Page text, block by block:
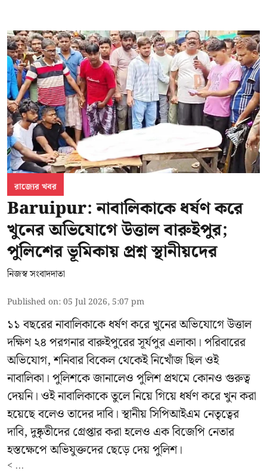
রাজ্যের খবর
Baruipur: নাবালিকাকে ধর্ষণ করে
খুনের অভিযোগে উত্তাল বারুইপুর;
পুলিশের ভূমিকায় প্রশ্ন স্থানীয়দের
নিজস্ব সংবাদদাতা
Published on:05 Jul 2026, 5:07 pm
১১ বছরের নাবালিকাকে ধর্ষণ করে খুনের অভিযোগে উত্তাল
দক্ষিণ ২৪ পরগনার বারুইপুরের সূর্যপুর এলাকা। পরিবারের
অভিযোগ, শনিবার বিকেল থেকেই নিখোঁজ ছিল ওই
নাবালিকা। পুলিশকে জানালেও পুলিশ প্রথমে কোনও গুরুত্ব
দেয়নি। ওই নাবালিকাকে তুলে নিয়ে গিয়ে ধর্ষণ করে খুন করা
হয়েছে বলেও তাদের দাবি। স্থানীয় সিপিআইএম নেতৃত্বের
দাবি, দুষ্কৃতীদের গ্রেপ্তার করা হলেও এক বিজেপি নেতার
হস্তক্ষেপে অভিযুক্তদের ছেড়ে দেয় পুলিশ।
< ...